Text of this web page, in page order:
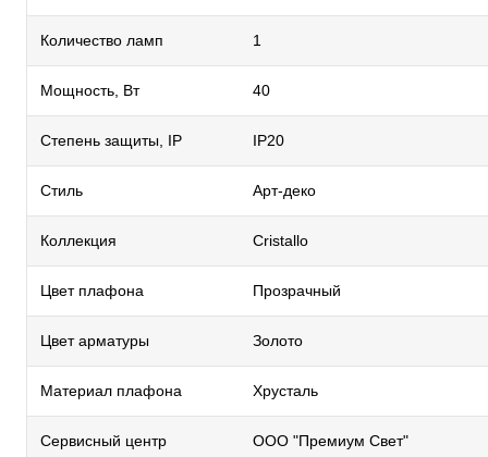
Количество ламп 1
Мощность, Вт 40
Степень защиты, IP IP20
Стиль Арт-деко
Коллекция Cristallo
Цвет плафона Прозрачный
Цвет арматуры Золото
Материал плафона Хрусталь
Сервисный центр ООО "Премиум Свет"